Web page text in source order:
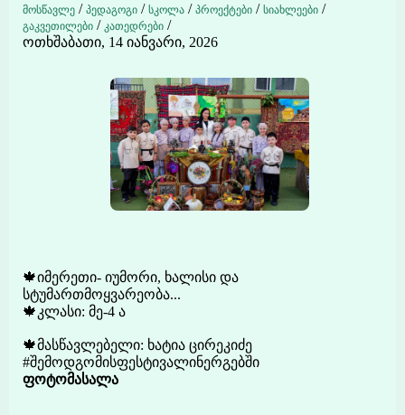
მოსწავლე / პედაგოგი / სკოლა / პროექტები / სიახლეები /
გაკვეთილები / კათედრები /
ოთხშაბათი, 14 იანვარი, 2026
🍁იმერეთი- იუმორი, ხალისი და
სტუმართმოყვარეობა...
🍁კლასი: მე-4 ა
🍁მასწავლებელი: ხატია ცირეკიძე
#შემოდგომისფესტივალინერგებში
ფოტომასალა